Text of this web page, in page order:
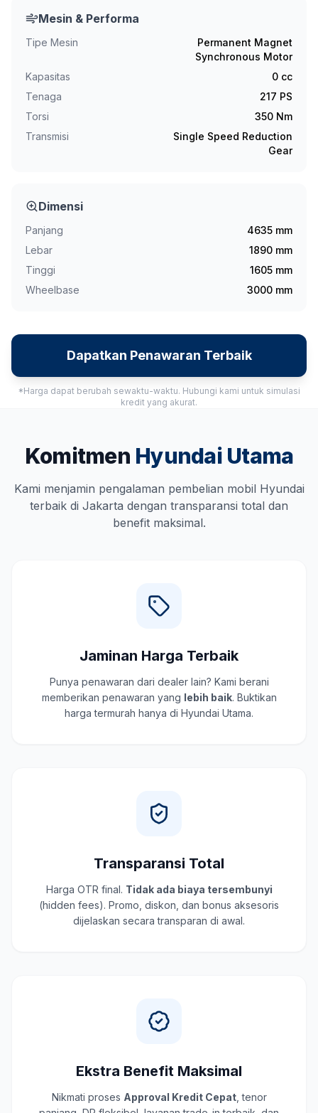
Mesin & Performa
Tipe Mesin
Permanent Magnet
Synchronous Motor
Kapasitas
0 cc
Tenaga
217 PS
Torsi
350 Nm
Transmisi
Single Speed Reduction
Gear
Dimensi
Panjang 4635 mm
Lebar
1890 mm
Tinggi
1605 mm
Wheelbase
3000 mm
Dapatkan Penawaran Terbaik
*Harga dapat berubah sewaktu-waktu. Hubungi kami untuk simulasi
kredit yang akurat.
Komitmen Hyundai Utama
Kami menjamin pengalaman pembelian mobil Hyundai
terbaik di Jakarta dengan transparansi total dan
benefit maksimal.
Jaminan Harga Terbaik
Punya penawaran dari dealer lain? Kami berani
memberikan penawaran yang lebih baik. Buktikan
harga termurah hanya di Hyundai Utama.
Transparansi Total
Harga OTR final. Tidak ada biaya tersembunyi
(hidden fees). Promo, diskon, dan bonus aksesoris
dijelaskan secara transparan di awal.
Ekstra Benefit Maksimal
Nikmati proses Approval Kredit Cepat, tenor